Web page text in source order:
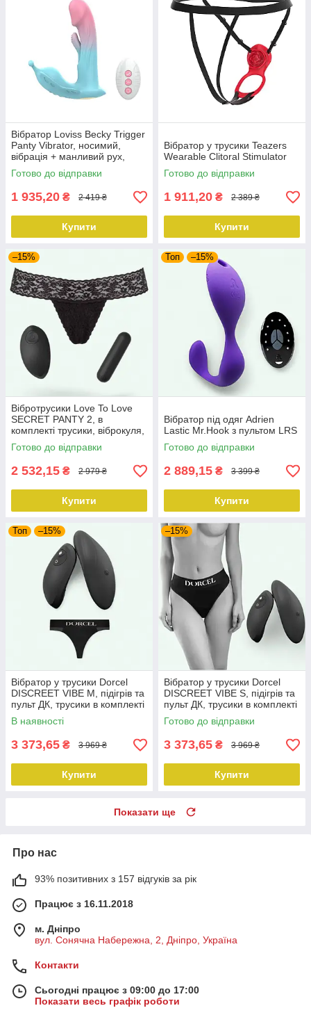
Вібратор Loviss Becky Trigger
Panty Vibrator, носимий,
вібрація + манливий рух,
пульт ДК
Готово до відправки
1 935,20 ₴ 2 419 ₴
Купити
Вібратор у трусики Teazers
Wearable Clitoral Stimulator
Готово до відправки
1 911,20 ₴ 2 389 ₴
Купити
–15%
Вібротрусики Love To Love
SECRET PANTY 2, в
комплекті трусики, віброкуля,
пульт ДК, 10 режимів роботи
Готово до відправки
2 532,15 ₴ 2 979 ₴
Купити
Топ –15%
Вібратор під одяг Adrien
Lastic Mr.Hook з пультом LRS
Готово до відправки
2 889,15 ₴ 3 399 ₴
Купити
Топ –15%
Вібратор у трусики Dorcel
DISCREET VIBE M, підігрів та
пульт ДК, трусики в комплекті
В наявності
3 373,65 ₴ 3 969 ₴
Купити
–15%
Вібратор у трусики Dorcel
DISCREET VIBE S, підігрів та
пульт ДК, трусики в комплекті
Готово до відправки
3 373,65 ₴ 3 969 ₴
Купити
Показати ще
Про нас
93% позитивних з 157 відгуків за рік
Працює з 16.11.2018
м. Дніпро
вул. Сонячна Набережна, 2, Дніпро, Україна
Контакти
Сьогодні працює з 09:00 до 17:00
Показати весь графік роботи